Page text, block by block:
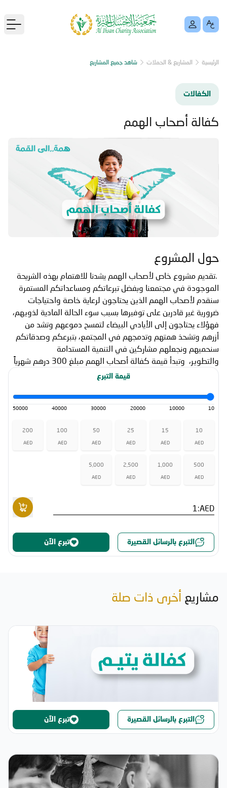
الرئيسية المشاريع & الحملات شاهد جميع المشاريع
الكفالات
كفالة أصحاب الهمم
حول المشروع
.تقديم مشروع خاص لأصحاب الهمم يشدنا للاهتمام بهذه الشريحة
الموجودة في مجتمعنا وبفضل تبرعاتكم ومساعداتكم المستمرة
سنقدم لأصحاب الهمم الذين يحتاجون لرعاية خاصة واحتياجات
ضرورية غير قادرين على توفيرها بسبب سوء الحالة المادية لذويهم،
فهؤلاء يحتاجون إلى الأيادي البيضاء لتمسح دموعهم وتشد من
أزرهم وتشحذ همتهم وتدمجهم في المجتمع، بتبرعكم وصدقاتكم
سنحميهم ونجعلهم مشاركين في التنمية المستدامة
والتطوير، وتبدأ قيمة كفالة أصحاب الهمم مبلغ 300 درهم شهرياً
قيمة التبرع
10
10000
20000
30000
40000
50000
10
AED
15
AED
25
AED
50
AED
100
AED
200
AED
500
AED
1,000
AED
2,500
AED
5,000
AED
AED:
التبرع بالرسائل القصيرة تبرع الآن
مشاريع أخرى ذات صلة
التبرع بالرسائل القصيرة تبرع الآن